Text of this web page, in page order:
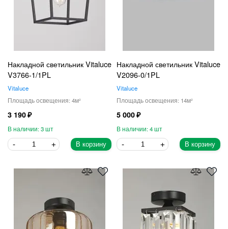
Накладной светильник Vitaluce
V3766-1/1PL
Vitaluce
4
3 190
3
В корзину
Накладной светильник Vitaluce
V2096-0/1PL
Vitaluce
14
5 000
4
В корзину